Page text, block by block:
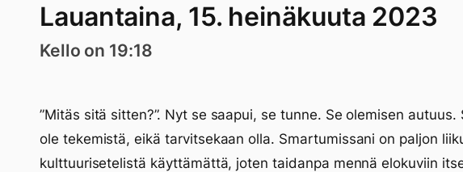
Lauantaina, 15. heinäkuuta 2023
Kello on 19:18
”Mitäs sitä sitten?”. Nyt se saapui, se tunne. Se olemisen autuus.
ole tekemistä, eikä tarvitsekaan olla. Smartumissani on paljon
kulttuurisetelistä käyttämättä, joten taidanpa mennä elokuviin